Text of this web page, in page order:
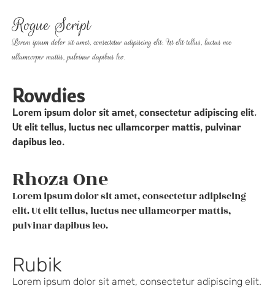
Rogue Script
Lorem ipsum dolor sit amet, consectetur adipiscing elit. Ut elit tellus, luctus nec
ullamcorper mattis, pulvinar dapibus leo.
Rowdies
Lorem ipsum dolor sit amet, consectetur adipiscing elit.
Ut elit tellus, luctus nec ullamcorper mattis, pulvinar
dapibus leo.
Rhoza One
Lorem ipsum dolor sit amet, consectetur adipiscing
elit. Ut elit tellus, luctus nec ullamcorper mattis,
pulvinar dapibus leo.
Rubik
Lorem ipsum dolor sit amet, consectetur adipiscing elit.